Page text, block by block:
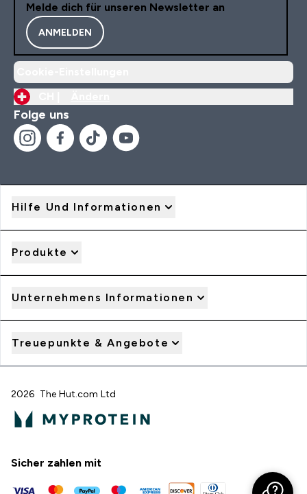
Melde dich für unseren Newsletter an
ANMELDEN
Folge uns
Hilfe Und Informationen
Produkte
Unternehmens Informationen
Treuepunkte & Angebote
2026 The Hut.com Ltd
Sicher zahlen mit